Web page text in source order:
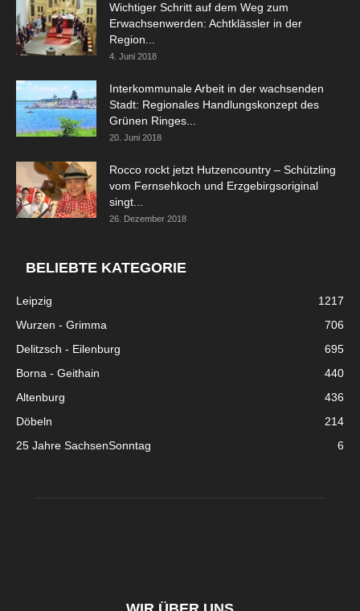
Wichtiger Schritt auf dem Weg zum
Erwachsenwerden: Achtklässler in der
Region...
4. Juni 2018
Interkommunale Arbeit in der wachsenden
Stadt: Regionales Handlungskonzept des
Grünen Ringes...
20. Juni 2018
Rocco rockt jetzt Hutzencountry – Schützling
vom Fernsehkoch und Erzgebirgsoriginal
singt...
26. Dezember 2018
BELIEBTE KATEGORIE
Leipzig
1217
Wurzen - Grimma
706
Delitzsch - Eilenburg
695
Borna - Geithain
440
Altenburg
436
Döbeln
214
25 Jahre SachsenSonntag
6